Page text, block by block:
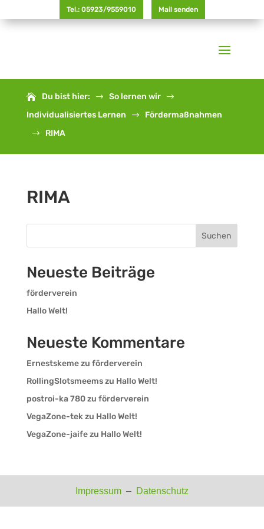
Tel.: 05923/9559010 Mail senden
Du bist hier: $ So lernen wir $
Individualisiertes Lernen $ Fördermaßnahmen
$ RIMA
RIMA
Suchen
Neueste Beiträge
förderverein
Hallo Welt!
Neueste Kommentare
Ernestskemezu förderverein
RollingSlotsmeemszu Hallo Welt!
postroi-ka 780zu förderverein
VegaZone-tekzu Hallo Welt!
VegaZone-jaifezu Hallo Welt!
Impressum – Datenschutz